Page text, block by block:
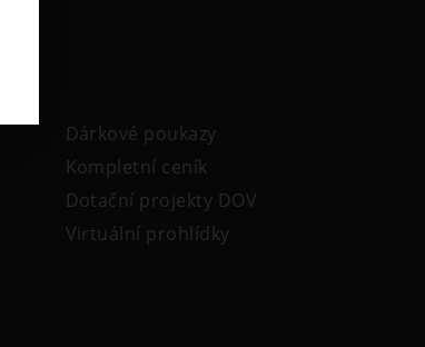
Dárkové poukazy
Kompletní ceník
Dotační projekty DOV
Virtuální prohlídky